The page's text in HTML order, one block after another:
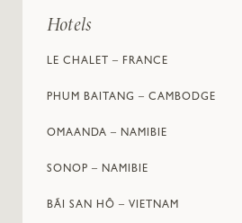
Hotels
LE CHALET – FRANCE
PHUM BAITANG – CAMBODGE
OMAANDA – NAMIBIE
SONOP – NAMIBIE
BÃI SAN HÔ – VIETNAM